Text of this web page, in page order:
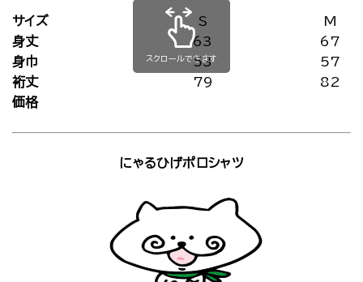
サイズ S
M
身丈
63
67
身巾
53
57
裄丈
79
82
価格
スクロールできます
にゃるひげポロシャツ